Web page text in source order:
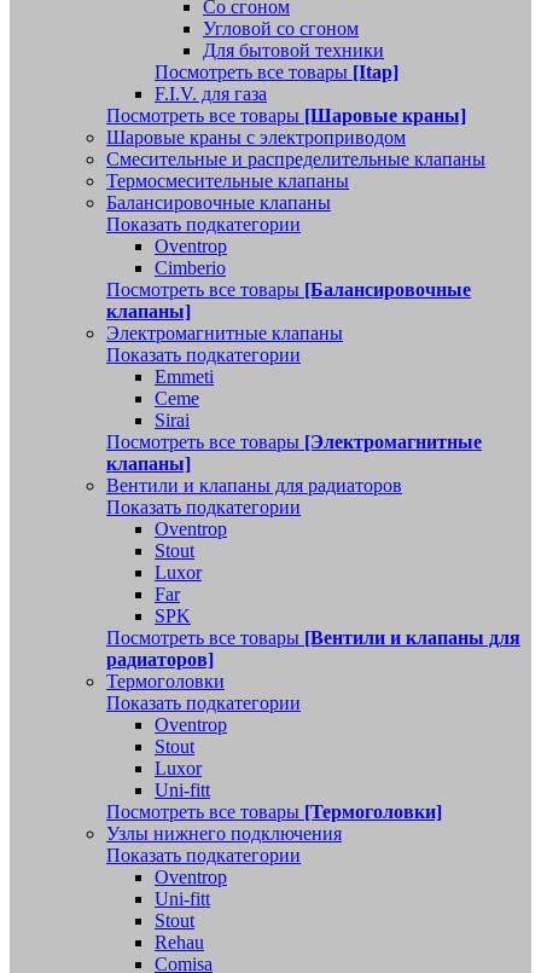
Со сгоном
Угловой со сгоном
Для бытовой техники
Посмотреть все товары [Itap]
F.I.V. для газа
Посмотреть все товары [Шаровые краны]
Шаровые краны с электроприводом
Смесительные и распределительные клапаны
Термосмесительные клапаны
Балансировочные клапаны
Показать подкатегории
Oventrop
Cimberio
Посмотреть все товары [Балансировочные
клапаны]
Электромагнитные клапаны
Показать подкатегории
Emmeti
Ceme
Sirai
Посмотреть все товары [Электромагнитные
клапаны]
Вентили и клапаны для радиаторов
Показать подкатегории
Oventrop
Stout
Luxor
Far
SPK
Посмотреть все товары [Вентили и клапаны для
радиаторов]
Термоголовки
Показать подкатегории
Oventrop
Stout
Luxor
Uni-fitt
Посмотреть все товары [Термоголовки]
Узлы нижнего подключения
Показать подкатегории
Oventrop
Uni-fitt
Stout
Rehau
Comisa